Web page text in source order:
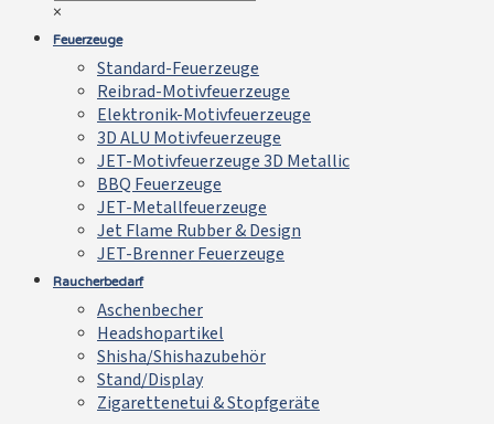
×
Feuerzeuge
Standard-Feuerzeuge
Reibrad-Motivfeuerzeuge
Elektronik-Motivfeuerzeuge
3D ALU Motivfeuerzeuge
JET-Motivfeuerzeuge 3D Metallic
BBQ Feuerzeuge
JET-Metallfeuerzeuge
Jet Flame Rubber & Design
JET-Brenner Feuerzeuge
Raucherbedarf
Aschenbecher
Headshopartikel
Shisha/Shishazubehör
Stand/Display
Zigarettenetui & Stopfgeräte